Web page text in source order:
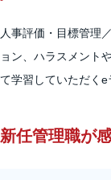
人事評価・目標管理
ョン、ハラスメント
て学習していただくe
新任管理職が